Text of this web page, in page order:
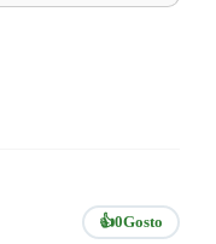
👍0Gosto